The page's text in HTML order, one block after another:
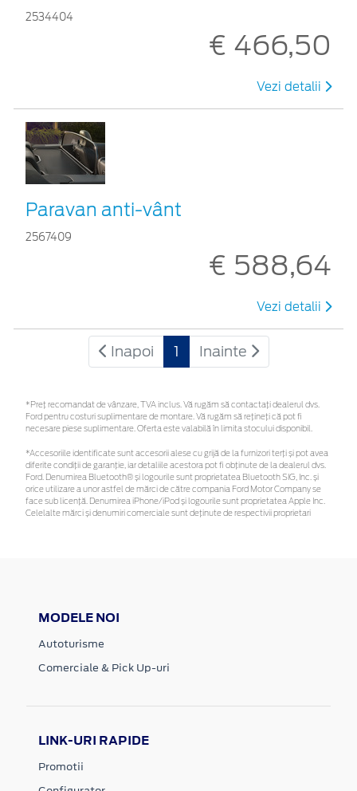
2534404
€ 466,50
Vezi detalii
Paravan anti-vânt
2567409
€ 588,64
Vezi detalii
Inapoi 1 Inainte
*Preţ recomandat de vânzare, TVA inclus. Vă rugăm să contactaţi dealerul dvs.
Ford pentru costuri suplimentare de montare. Vă rugăm să rețineți că pot fi
necesare piese suplimentare. Oferta este valabilă în limita stocului disponibil.
*Accesoriile identificate sunt accesorii alese cu grijă de la furnizori terți și pot avea
diferite condiții de garanție, iar detaliile acestora pot fi obținute de la dealerul dvs.
Ford. Denumirea Bluetooth® și logourile sunt proprietatea Bluetooth SIG, Inc. și
orice utilizare a unor astfel de mărci de către compania Ford Motor Company se
face sub licență. Denumirea iPhone/iPod și logourile sunt proprietatea Apple Inc.
Celelalte mărci și denumiri comerciale sunt deținute de respectivii proprietari
MODELE NOI
Autoturisme
Comerciale & Pick Up-uri
LINK-URI RAPIDE
Promotii